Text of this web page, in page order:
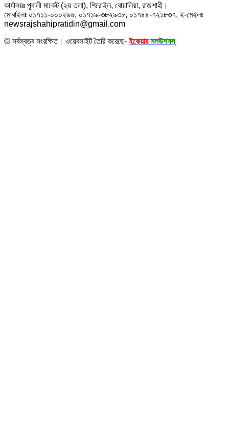
কার্যালয়ঃ পূবালী মার্কেট (২য় তলা), শিরোইল, বোয়ালিয়া, রাজশাহী।
মোবাইলঃ ০১৭১১-০০০২৯৬, ০১৭১৯-৩৮২৯৩৮, ০১৭৪৪-৭২১৮৩৭, ই-মেইলঃ
newsrajshahipratidin@gmail.com
© সর্বস্বত্ব সংরক্ষিত। ওয়েবসাইট তৈরি করেছে-ইকেয়ার সলউশনস্